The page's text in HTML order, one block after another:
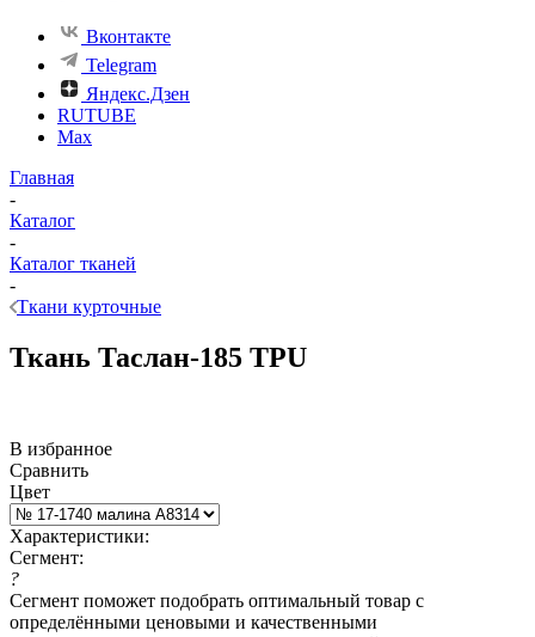
Вконтакте
Telegram
Яндекс.Дзен
RUTUBE
Max
Главная
-
Каталог
-
Каталог тканей
-
Ткани курточные
Ткань Таслан-185 TPU
В избранное
Сравнить
Цвет
Характеристики:
Сегмент:
?
Сегмент поможет подобрать оптимальный товар с
определёнными ценовыми и качественными